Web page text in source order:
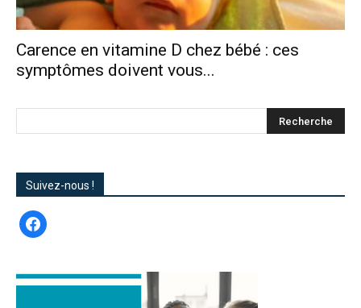
Carence en vitamine D chez bébé : ces
symptômes doivent vous...
Suivez-nous !
facebook